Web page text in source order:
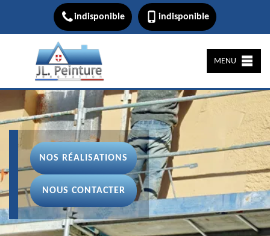
indisponible indisponible
MENU
NOS RÉALISATIONS
NOUS CONTACTER